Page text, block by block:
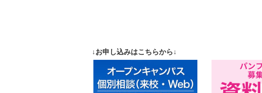
↓お申し込みはこちらから↓